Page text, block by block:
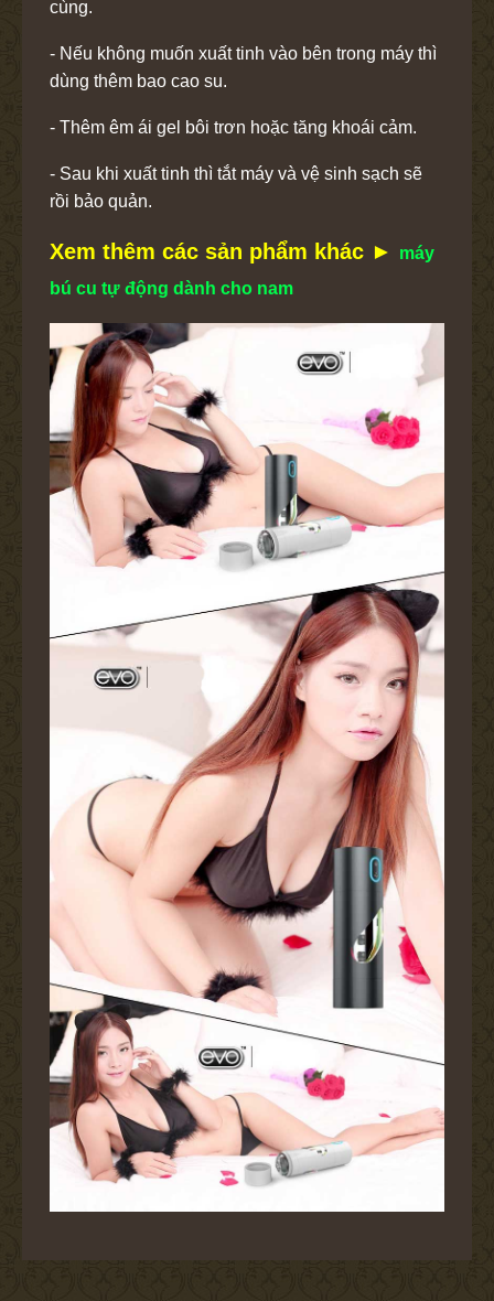
cùng.
- Nếu không muốn xuất tinh vào bên trong máy thì
dùng thêm bao cao su.
- Thêm êm ái gel bôi trơn hoặc tăng khoái cảm.
- Sau khi xuất tinh thì tắt máy và vệ sinh sạch sẽ
rồi bảo quản.
Xem thêm các sản phẩm khác ►
máy
bú cu tự động dành cho nam